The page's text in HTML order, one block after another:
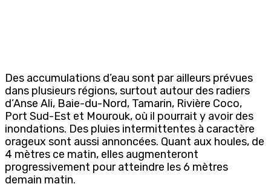
Des accumulations d’eau sont par ailleurs prévues
dans plusieurs régions, surtout autour des radiers
d’Anse Ali, Baie-du-Nord, Tamarin, Rivière Coco,
Port Sud-Est et Mourouk, où il pourrait y avoir des
inondations. Des pluies intermittentes à caractère
orageux sont aussi annoncées. Quant aux houles, de
4 mètres ce matin, elles augmenteront
progressivement pour atteindre les 6 mètres
demain matin.